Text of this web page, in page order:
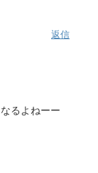
返信
るよねーー